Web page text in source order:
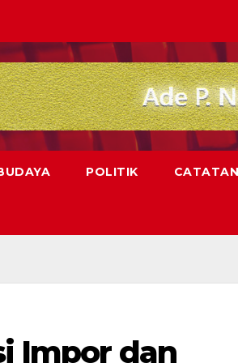
POLITIK
Impor dan